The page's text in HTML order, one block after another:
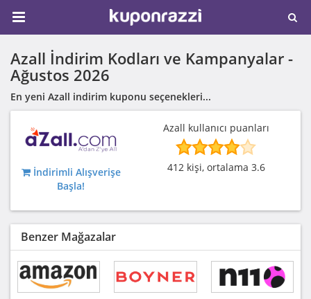
Azall İndirim Kodları ve Kampanyalar -
Ağustos 2026
En yeni Azall indirim kuponu seçenekleri...
İndirimli Alışverişe
Başla!
Azall kullanıcı puanları
412 kişi, ortalama 3.6
Benzer Mağazalar